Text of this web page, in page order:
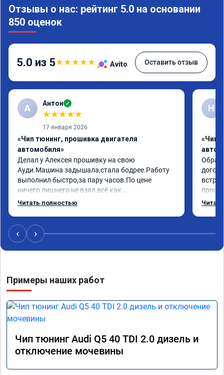
Отзывы о нас: рейтинг 5.0 на основании
850 оценок
5.0 из 5★★★★★ Avito Оставить отзыв
А Антон ✓
★★★★★
17 января 2026
«Чип тюнинг, прошивка двигателя
автомобиля»
Делал у Алексея прошивку на свою
Ауди.Машина задышала,стала бодрее.Работу
выполнил быстро,за пару часов.По цене
ничего лишнего не взял,всё как
договаривались заранее.После работы
поломки авто.Однозначно рекомендую
Алексея как грамотного специалиста!
Читать полностью
Н
«Чип
Арман
‹ ›
Примеры наших работ
Чип тюнинг Audi Q5 40 TDI 2.0 дизель и
отключение мочевины